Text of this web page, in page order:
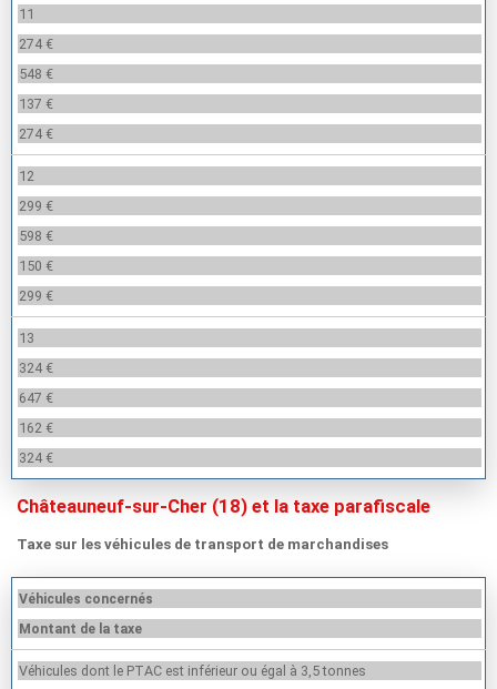
11
274 €
548 €
137 €
274 €
12
299 €
598 €
150 €
299 €
13
324 €
647 €
162 €
324 €
Châteauneuf-sur-Cher (18) et la taxe parafiscale
Taxe sur les véhicules de transport de marchandises
Véhicules concernés
Montant de la taxe
Véhicules dont le PTAC est inférieur ou égal à 3,5 tonnes